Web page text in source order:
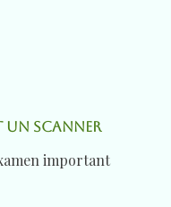
UN SCANNER
important